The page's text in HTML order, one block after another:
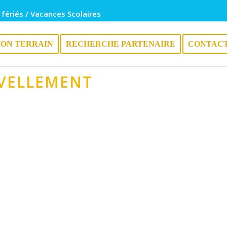
/ Vacances Scolaires
TERRAIN RECHERCHE PARTENAIRE